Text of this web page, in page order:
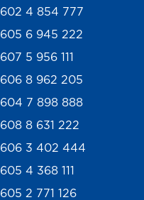
602 4 854 777
605 6 945 222
607 5 956 111
606 8 962 205
604 7 898 888
608 8 631 222
606 3 402 444
605 4 368 111
605 2 771 126